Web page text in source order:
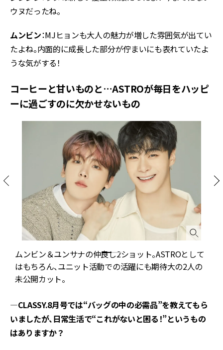
ウヌだったね。
ムンビン：MJヒョンも大人の魅力が増した雰囲気が出てい
たよね。内面的に成長した部分が佇まいにも表れていたよ
うな気がする！
コーヒーと甘いものと…ASTROが毎日をハッピ
ーに過ごすのに欠かせないもの
ムンビン＆ユンサナの仲良し2ショット。ASTROとして
はもちろん、ユニット活動での活躍にも期待大の2人の
未公開カット。
—CLASSY.8月号では“バッグの中の必需品”を教えてもら
いましたが、日常生活で“これがないと困る！”というもの
はありますか？